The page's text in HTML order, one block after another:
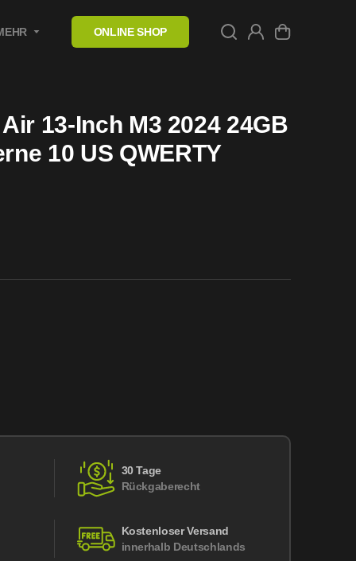
ONLINE SHOP
13-Inch M3 2024 24GB
10 US QWERTY
30 Tage
Rückgaberecht
Kostenloser Versand
innerhalb Deutschlands